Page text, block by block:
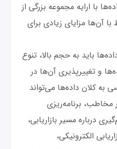
با ارایه مجموعه بزرگی از
آن‌ها مزایای زیادی برای
باید به حجم بالا، تنوع
و تغییرپذیری آن‌ها در
به کلان داده‌ها می‌تواند
برنامه‌ریزی
درباره مسیر بازاریابی،
الکترونیکی،